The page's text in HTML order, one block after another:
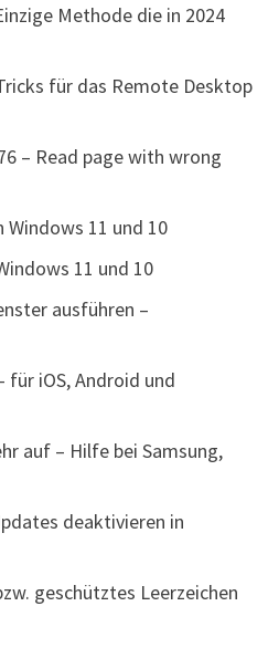
Methode die in 2024
für das Remote Desktop
– Read page with wrong
11 und 10
11 und 10
ausführen –
für iOS, Android und
auf – Hilfe bei Samsung,
deaktivieren in
geschütztes Leerzeichen